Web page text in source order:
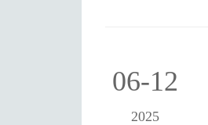
06-12
2025